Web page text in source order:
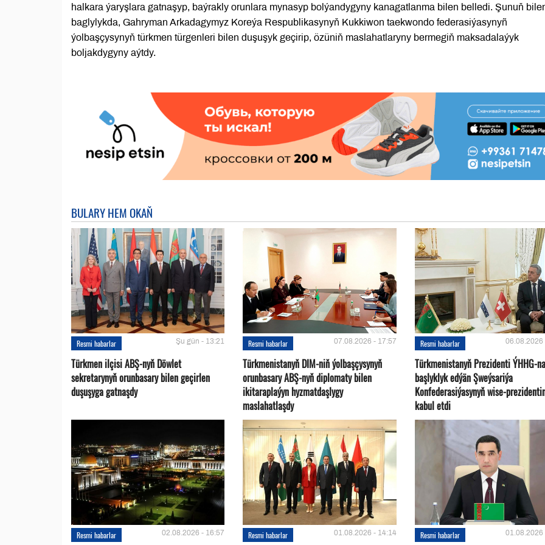
halkara ýaryşlara gatnaşyp, baýrakly orunlara mynasyp bolýandygyny kanagatlanma bilen belledi. Şunuň
baglylykda, Gahryman Arkadagymyz Koreýa Respublikasynyň Kukkiwon taekwondo federasiýasynyñ
ýolbaşçysynyň türkmen türgenleri bilen duşuşyk geçirip, özüniň maslahatlaryny bermegiň maksadalaýyk
boljakdygyny aýtdy.
BULARY HEM OKAŇ
Resmi habarlar Şu gün - 13:21
Türkmen ilçisi ABŞ-nyň Döwlet
sekretarynyň orunbasary bilen geçirlen
duşuşyga gatnaşdy
Resmi habarlar 07.08.2026 - 17:57
Türkmenistanyň DIM-niň ýolbaşçysynyň
orunbasary ABŞ-nyň diplomaty bilen
ikitaraplaýyn hyzmatdaşlygy
maslahatlaşdy
Resmi habarlar 06.08.2026
Türkmenistanyň Prezidenti ÝHHG-na
başlyklyk edýän Şweýsariýa
Konfederasiýasynyň wise-
kabul etdi
Resmi habarlar 02.08.2026 - 16:57 Resmi habarlar 01.08.2026 - 14:14 Resmi habarlar 01.08.2026